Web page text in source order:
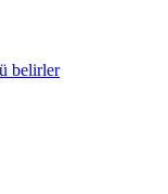
belirler